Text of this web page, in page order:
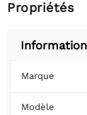
Propriétés
Marque
Modèle